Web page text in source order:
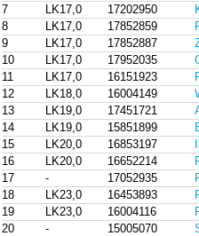
7
LK17,0 17202950
8
LK17,0 17852859
9
LK17,0 17852887
10
LK17,0 17952035
11
LK17,0 16151923
12
LK18,0 16004149
13
LK19,0 17451721
14
LK19,0 15851899
15
LK20,0 16853197
16
LK20,0 16652214
17
- 17052935
18
LK23,0 16453893
19
LK23,0 16004116
20
- 15005070